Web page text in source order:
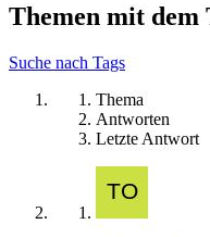
Themen mit dem
Suche nach Tags
Thema
Antworten
Letzte Antwort